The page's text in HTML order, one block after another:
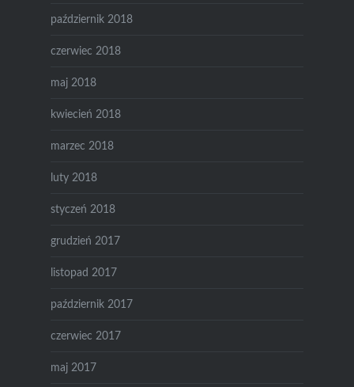
październik 2018
czerwiec 2018
maj 2018
kwiecień 2018
marzec 2018
luty 2018
styczeń 2018
grudzień 2017
listopad 2017
październik 2017
czerwiec 2017
maj 2017